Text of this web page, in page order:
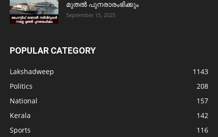
മുതൽ പുനരാരംഭിക്കും
September 15, 2025
POPULAR CATEGORY
Lakshadweep
1143
Politics
208
National
157
Kerala
142
Sports
116